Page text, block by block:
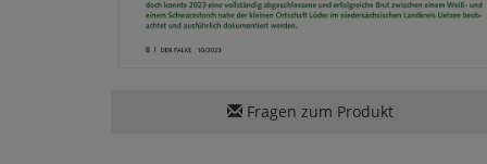
Fragen zum Produkt